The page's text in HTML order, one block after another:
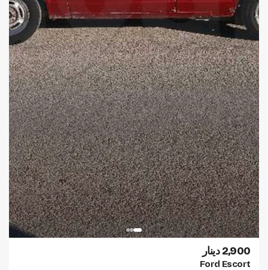
2,900 دينار
Ford Escort